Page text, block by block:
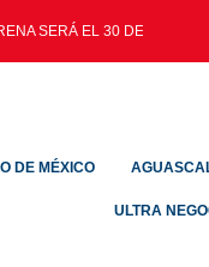
SERÁ EL 30 DE AGOSTO
DE MÉXICO
ULTRA